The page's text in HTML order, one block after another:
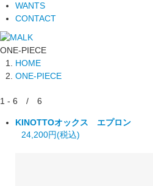
WANTS
CONTACT
ONE-PIECE
HOME
ONE-PIECE
1 - 6 / 6
KINOTTOオックス エプロン
24,200円(税込)